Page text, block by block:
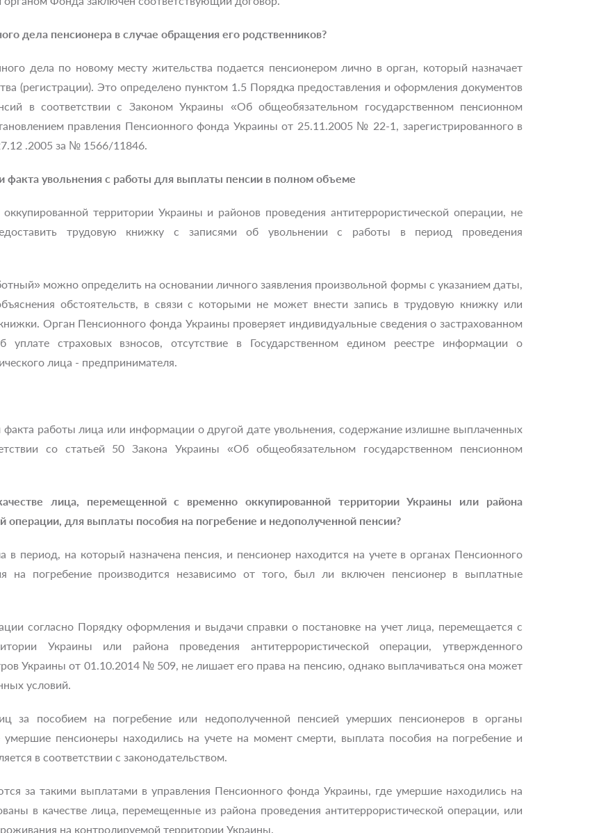
дела пенсионера в случае обращения его родственников?
дела по новому месту жительства подается пенсионером лично в орган, который назначает
(регистрации). Это определено пунктом 1.5 Порядка предоставления и оформления документов
в соответствии с Законом Украины «Об общеобязательном государственном пенсионном
правления Пенсионного фонда Украины от 25.11.2005 № 22-1, зарегистрированного в
.2005 за № 1566/11846.
увольнения с работы для выплаты пенсии в полном объеме
территории Украины и районов проведения антитеррористической операции, не
трудовую книжку с записями об увольнении с работы в период проведения
можно определить на основании личного заявления произвольной формы с указанием даты,
обстоятельств, в связи с которыми не может внести запись в трудовую книжку или
Орган Пенсионного фонда Украины проверяет индивидуальные сведения о застрахованном
страховых взносов, отсутствие в Государственном едином реестре информации о
лица - предпринимателя.
работы лица или информации о другой дате увольнения, содержание излишне выплаченных
со статьей 50 Закона Украины «Об общеобязательном государственном пенсионном
лица, перемещенной с временно оккупированной территории Украины или района
операции, для выплаты пособия на погребение и недополученной пенсии?
в период, на который назначена пенсия, и пенсионер находится на учете в органах Пенсионного
на погребение производится независимо от того, был ли включен пенсионер в выплатные
согласно Порядку оформления и выдачи справки о постановке на учет лица, перемещается с
Украины или района проведения антитеррористической операции, утвержденного
Украины от 01.10.2014 № 509, не лишает его права на пенсию, однако выплачиваться она может
условий.
за пособием на погребение или недополученной пенсией умерших пенсионеров в органы
пенсионеры находились на учете на момент смерти, выплата пособия на погребение и
в соответствии с законодательством.
за такими выплатами в управления Пенсионного фонда Украины, где умершие находились на
в качестве лица, перемещенные из района проведения антитеррористической операции, или
на контролируемой территории Украины.